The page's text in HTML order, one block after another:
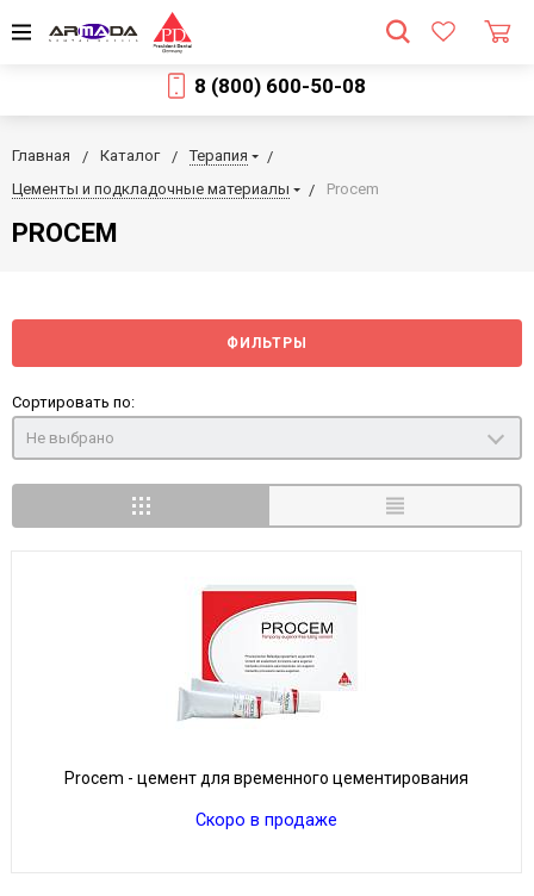
8 (800) 600-50-08
Главная Каталог
Терапия
Цементы и подкладочные материалы
Procem
PROCEM
ФИЛЬТРЫ
Сортировать по:
Не выбрано
Procem - цемент для временного цементирования
Скоро в продаже